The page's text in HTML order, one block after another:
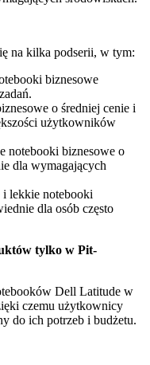
na kilka podserii, w tym:
biznesowe
o średniej cenie i
użytkowników
notebooki biznesowe o
dla wymagających
lekkie notebooki
dla osób często
tylko w Pit-
Dell Latitude w
czemu użytkownicy
do ich potrzeb i budżetu.